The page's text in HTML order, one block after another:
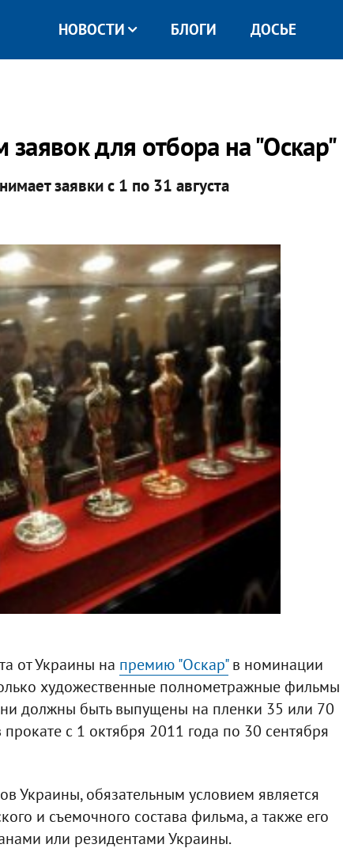
НОВОСТИ БЛОГИ ДОСЬЕ
для отбора на "Оскар"
заявки с 1 по 31 августа
от Украины на премию "Оскар"в номинации
художественные полнометражные фильмы
должны быть выпущены на пленки 35 или 70
с 1 октября 2011 года по 30 сентября
Украины, обязательным условием является
и съемочного состава фильма, а также его
или резидентами Украины.